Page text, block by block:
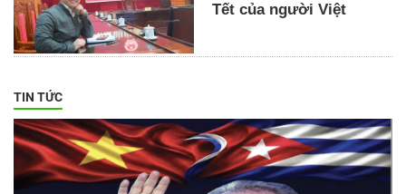
Tết của người Việt
TIN TỨC